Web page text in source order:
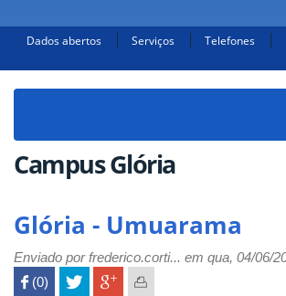
Dados abertos Serviços Telefones
Campus Glória
Glória - Umuarama
Enviado porfrederico.corti... em qua, 04/06/
 (0)